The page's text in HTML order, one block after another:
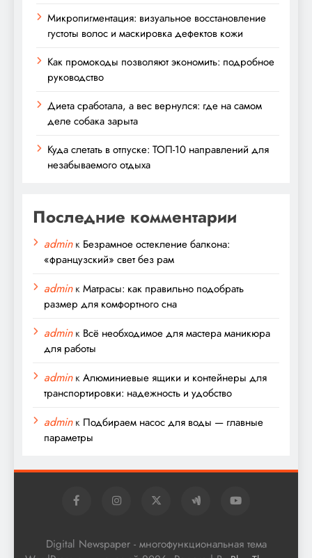
Микропигментация: визуальное восстановление
густоты волос и маскировка дефектов кожи
Как промокоды позволяют экономить: подробное
руководство
Диета сработала, а вес вернулся: где на самом
деле собака зарыта
Куда слетать в отпуске: ТОП-10 направлений для
незабываемого отдыха
Последние комментарии
adminк Безрамное остекление балкона:
«французский» свет без рам
adminкМатрасы: как правильно подобрать
размер для комфортного сна
adminк Всё необходимое для мастера маникюра
для работы
adminкАлюминиевые ящики и контейнеры для
транспортировки: надежность и удобство
adminк Подбираем насос для воды — главные
параметры
Digital Newspaper - многофункциональная тема